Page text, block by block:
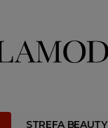
STREFA BEAUTY